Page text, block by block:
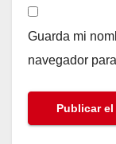
Guarda mi
navegador